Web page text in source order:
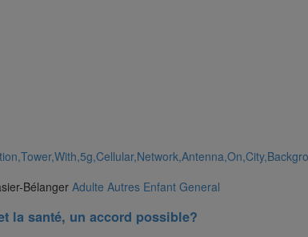
Bélanger Adulte Autres Enfant General
la santé, un accord possible?